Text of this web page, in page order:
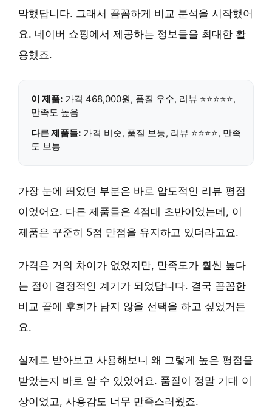
막했답니다. 그래서 꼼꼼하게 비교 분석을 시작했어
요. 네이버 쇼핑에서 제공하는 정보들을 최대한 활
용했죠.
이 제품: 가격 468,000원, 품질 우수, 리뷰 ⭐⭐⭐⭐⭐,
만족도 높음
다른 제품들: 가격 비슷, 품질 보통, 리뷰 ⭐⭐⭐⭐, 만족
도 보통
가장 눈에 띄었던 부분은 바로 압도적인 리뷰 평점
이었어요. 다른 제품들은 4점대 초반이었는데, 이
제품은 꾸준히 5점 만점을 유지하고 있더라고요.
가격은 거의 차이가 없었지만, 만족도가 훨씬 높다
는 점이 결정적인 계기가 되었답니다. 결국 꼼꼼한
비교 끝에 후회가 남지 않을 선택을 하고 싶었거든
요.
실제로 받아보고 사용해보니 왜 그렇게 높은 평점을
받았는지 바로 알 수 있었어요. 품질이 정말 기대 이
상이었고, 사용감도 너무 만족스러웠죠.